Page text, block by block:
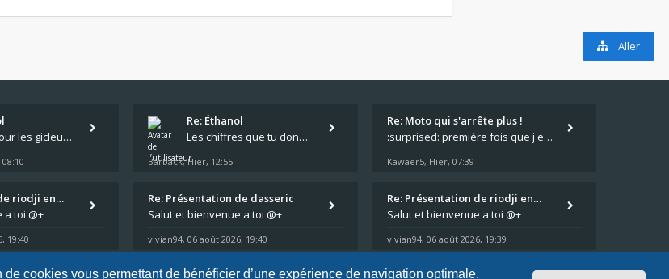
cookies vous permettant de bénéficier d’une expérience de navigation optimale.
Aller
Bonjour, pour les gicleurs, vous avez tout chez Motokristen à Bar sur Aube. https://www.motokristen.fr/produits/4946-l
Re: Éthanol
Les chiffres que tu donnes, c'est bien les tailles de gicleur ? Par contre tes "-2 tours" à quoi correspondent t'ils ?
Barback,Hier, 12:55
Re: Moto qui s'arrête plus !
:surprised: première fois que j'entend parler de cette panne ,ta moto aurait été maraboutée? :pretre:
Kawaer5, Hier, 07:39
riodji en…
toi @+
19:40
Re: Présentation de dasseric
Salut et bienvenue a toi @+
vivian94, 06 août 2026, 19:40
Re: Présentation de riodji en…
Salut et bienvenue a toi @+
vivian94, 06 août 2026, 19:39